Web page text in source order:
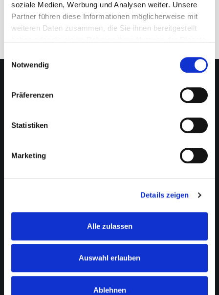
soziale Medien, Werbung und Analysen weiter. Unsere
Partner führen diese Informationen möglicherweise mit
weiteren Daten zusammen, die Sie ihnen bereitgestellt
Notwendig
Präferenzen
Statistiken
Marketing
Details zeigen
Alle zulassen
Auswahl erlauben
Ablehnen
NEO CAPITAL
Finanzierung
Moderne Altersvorsorge
Vermögensverwaltung
Datenschutz
Transparenzverordnung